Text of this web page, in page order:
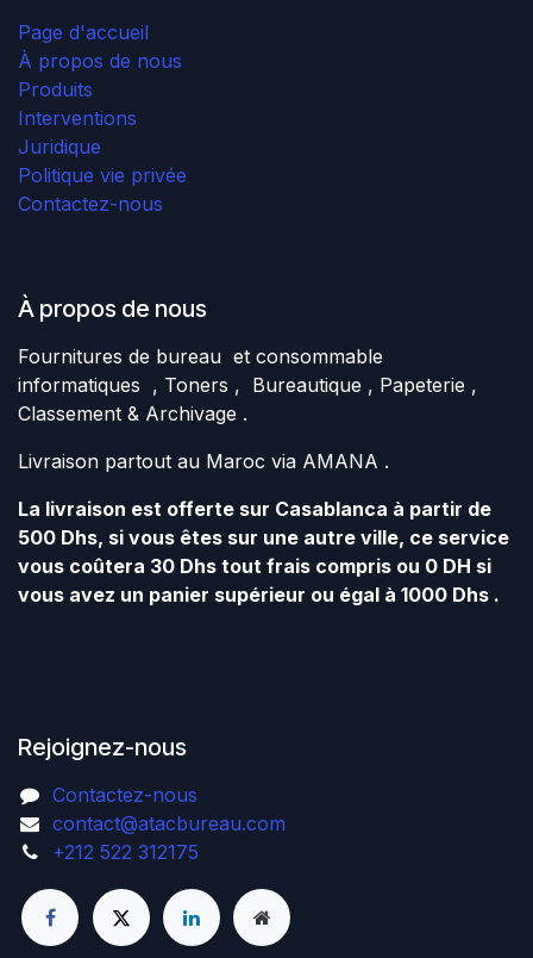
Page d'accueil
À propos de nous
Produits
Interventions
Juridique
Politique vie privée
Contactez-nous
À propos de nous
Fournitures de bureau et consommable
informatiques , Toners , Bureautique , Papeterie ,
Classement & Archivage .
Livraison partout au Maroc via AMANA .
La livraison est offerte sur Casablanca à partir de
500 Dhs, si vous êtes sur une autre ville, ce service
vous coûtera 30 Dhs tout frais compris ou 0 DH si
vous avez un panier supérieur ou égal à 1000 Dhs .
Rejoignez-nous
Contactez-nous
contact@atacbureau.com
+212 522 312175